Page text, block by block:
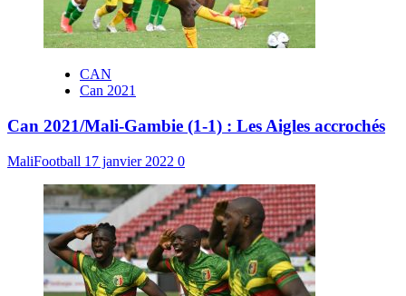
CAN
Can 2021
Can 2021/Mali-Gambie (1-1) : Les Aigles accrochés
MaliFootball 17 janvier 2022 0